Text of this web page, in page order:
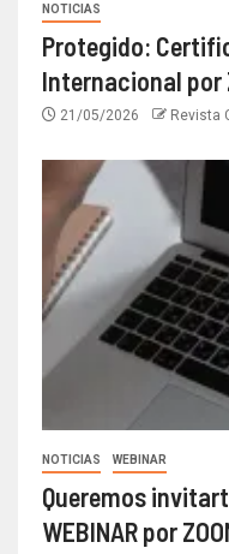
NOTICIAS
Protegido:
Internacional por
21/05/2026 Revista
NOTICIAS WEBINAR
Queremos
WEBINAR por